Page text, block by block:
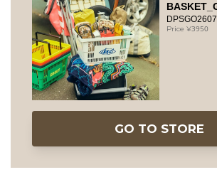
DPSGO2607
3950
GO TO STORE